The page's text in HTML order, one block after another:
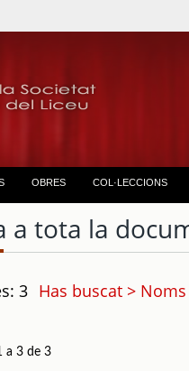
OBRES COL·LECCIONS
a tota la
3 Has buscat >
a 3 de 3